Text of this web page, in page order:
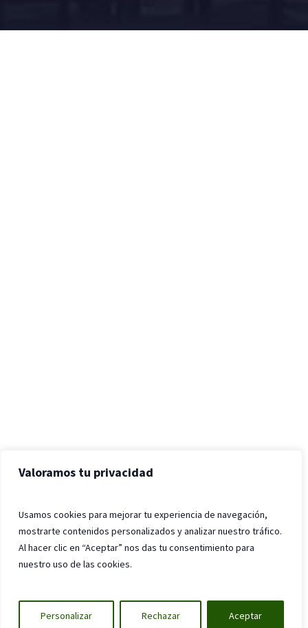
Valoramos tu privacidad
Usamos cookies para mejorar tu experiencia de navegación,
mostrarte contenidos personalizados y analizar nuestro tráfico.
Al hacer clic en “Aceptar” nos das tu consentimiento para
nuestro uso de las cookies.
Personalizar Rechazar Aceptar